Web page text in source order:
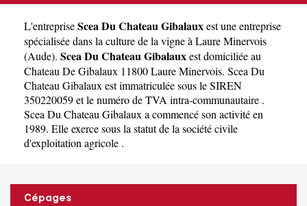
L'entrepriseScea Du Chateau Gibalauxest uneentreprise
spécialisée dans la culture de la vigne à Laure Minervois
(Aude). Scea Du Chateau Gibalauxest domiciliée au
Chateau De Gibalaux 11800 Laure Minervois. Scea Du
Chateau Gibalaux est immatriculée sous le SIREN
350220059 et le numéro de TVA intra-communautaire .
Scea Du Chateau Gibalaux a commencé son activité en
1989. Elle exerce sous la statut de la société civile
d'exploitation agricole .
Cépages